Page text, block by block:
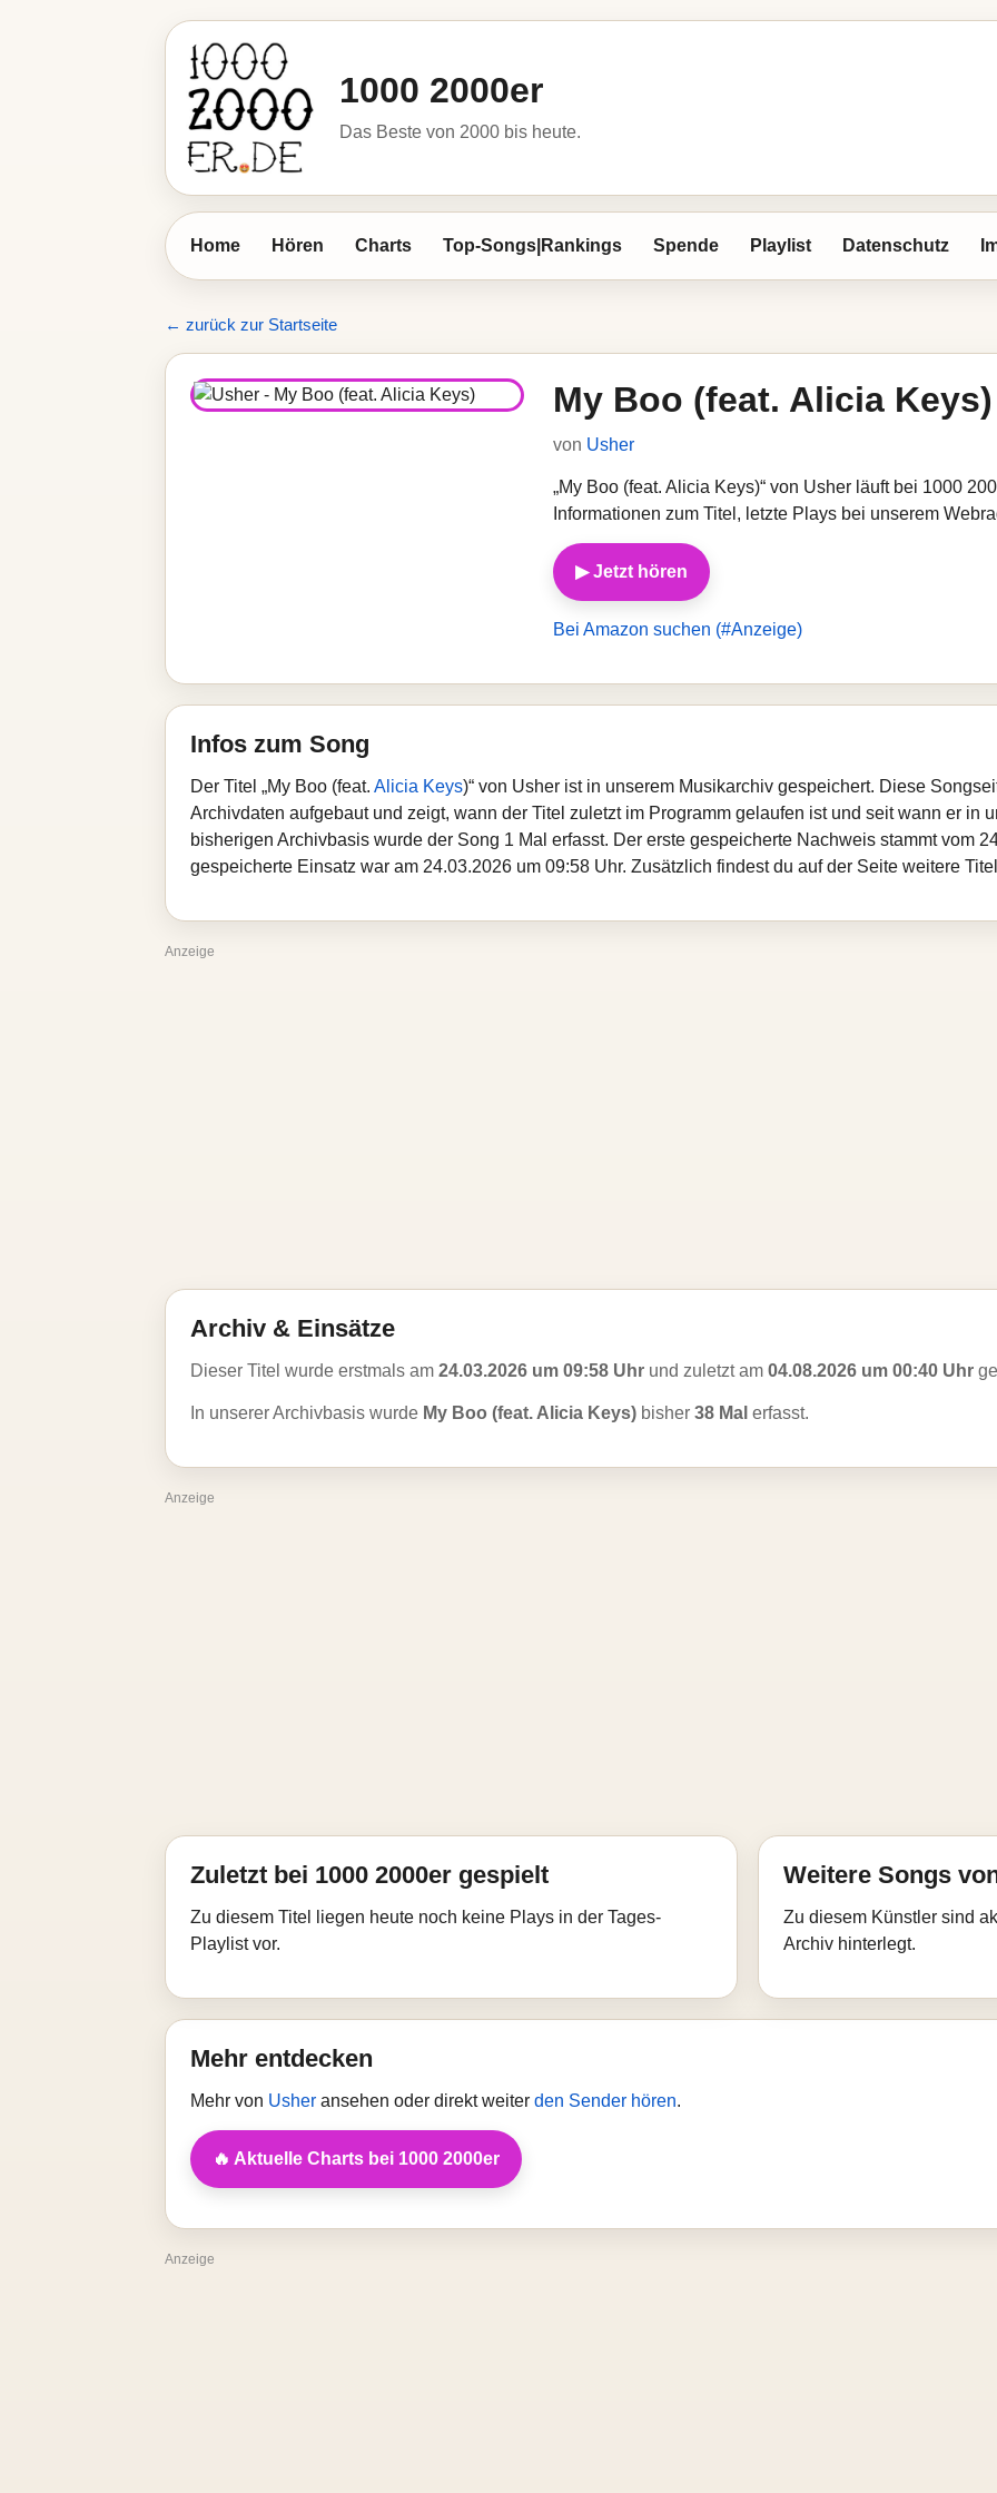
1000 2000er
Das Beste von 2000 bis heute.
Home Hören Charts Top-Songs|Rankings Spende Playlist Datenschutz
← zurück zur Startseite
My Boo (feat. Alicia Keys)
von Usher
„My Boo (feat. Alicia Keys)“ von Usher läuft bei 1000
Informationen zum Titel, letzte Plays bei unserem
▶ Jetzt hören
Bei Amazon suchen (#Anzeige)
Infos zum Song
Der Titel „My Boo (feat. Alicia Keys)“ von Usher ist in unserem Musikarchiv gespeichert. Diese
Archivdaten aufgebaut und zeigt, wann der Titel zuletzt im Programm gelaufen ist und seit wann er in
bisherigen Archivbasis wurde der Song 1 Mal erfasst. Der erste gespeicherte Nachweis stammt vom
gespeicherte Einsatz war am 24.03.2026 um 09:58 Uhr. Zusätzlich findest du auf der Seite weitere
Anzeige
Archiv & Einsätze
Dieser Titel wurde erstmals am 24.03.2026 um 09:58 Uhr und zuletzt am 04.08.2026 um 00:40 Uhr
In unserer Archivbasis wurde My Boo (feat. Alicia Keys) bisher 38 Mal erfasst.
Anzeige
Zuletzt bei 1000 2000er gespielt
Zu diesem Titel liegen heute noch keine Plays in der Tages-
Playlist vor.
Weitere Songs
Zu diesem Künstler sind
Archiv hinterlegt.
Mehr entdecken
Mehr von Usher ansehen oder direkt weiter den Sender hören.
🔥 Aktuelle Charts bei 1000 2000er
Anzeige